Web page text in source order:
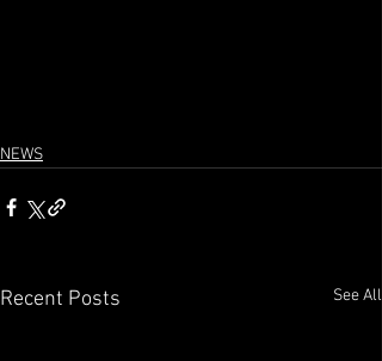
NEWS
Recent Posts See All